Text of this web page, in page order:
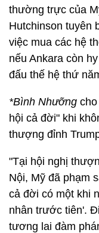
thường trực của
Hutchinson tuyên
việc mua các hệ
nếu Ankara còn
đấu thế hệ thứ
*Bình Nhưỡng
hội cả đời" khi
thượng đỉnh
"Tại hội nghị
Nội, Mỹ đã phạm
cả đời có một khi
nhân trước tiên'.
tương lai đàm